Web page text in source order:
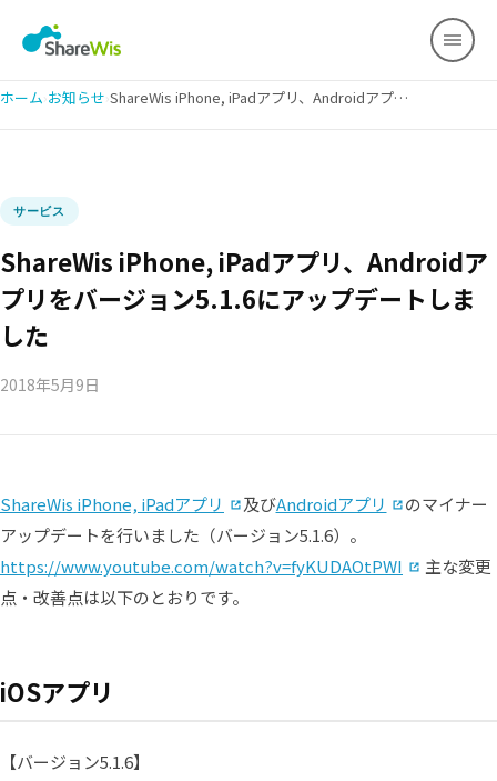
ホーム お知らせ ShareWis iPhone, iPadアプリ、Androidアプリをバージョン5.1.6にアップデートしました
サービス
ShareWis iPhone, iPadアプリ、Androidア
プリをバージョン5.1.6にアップデートしま
した
2018年5月9日
ShareWis iPhone, iPadアプリ （別タブで開く）
及びAndroidアプリ （別タブで
のマイナー
アップデートを行いました（バージョン5.1.6）。
https://www.youtube.com/watch?v=fyKUDAOtPWI
（別タブ
主な変更
点・改善点は以下のとおりです。
iOSアプリ
【バージョン5.1.6】